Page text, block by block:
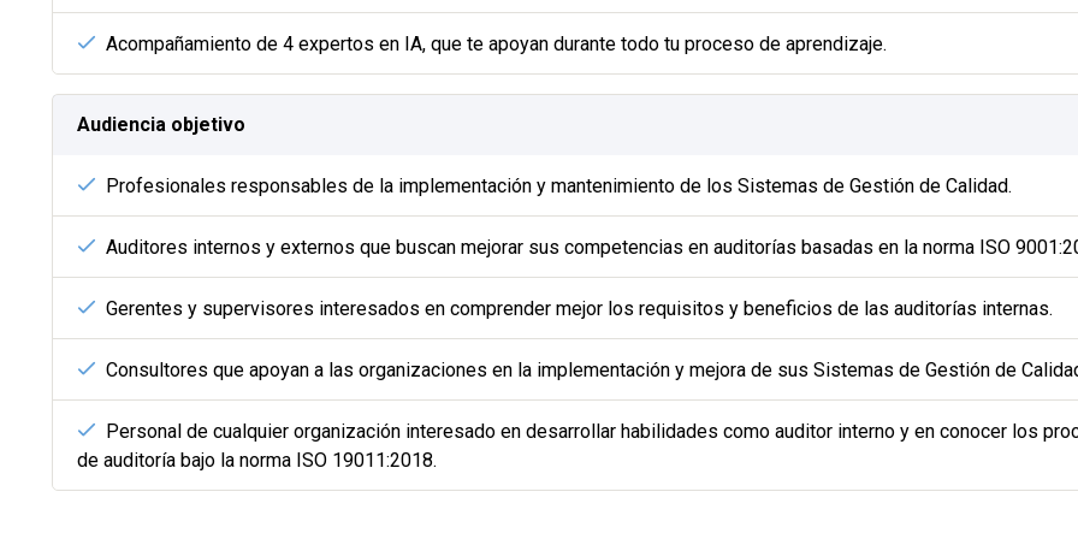
Acompañamiento de 4 expertos en IA, que te apoyan durante todo tu proceso de aprendizaje.
Audiencia objetivo
Profesionales responsables de la implementación y mantenimiento de los Sistemas de Gestión de Calidad.
Auditores internos y externos que buscan mejorar sus competencias en auditorías basadas en la norma ISO
Gerentes y supervisores interesados en comprender mejor los requisitos y beneficios de las auditorías internas.
Consultores que apoyan a las organizaciones en la implementación y mejora de sus Sistemas de Gestión de
Personal de cualquier organización interesado en desarrollar habilidades como auditor interno y en conocer los
de auditoría bajo la norma ISO 19011:2018.